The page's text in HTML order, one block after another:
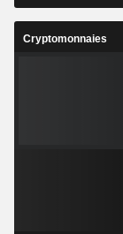
Cryptomonnaies